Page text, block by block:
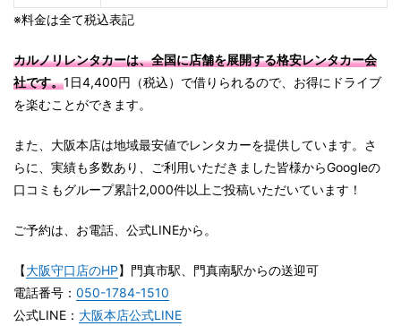
※料金は全て税込表記
カルノリレンタカーは、全国に店舗を展開する格安レンタカー会
社です。1日4,400円（税込）で借りられるので、お得にドライブ
を楽むことができます。
また、大阪本店は地域最安値でレンタカーを提供しています。さ
らに、実績も多数あり、ご利用いただきました皆様からGoogleの
口コミもグループ累計2,000件以上ご投稿いただいています！
ご予約は、お電話、公式LINEから。
【大阪守口店のHP】門真市駅、門真南駅からの送迎可
電話番号： 050-1784-1510
公式LINE： 大阪本店公式LINE